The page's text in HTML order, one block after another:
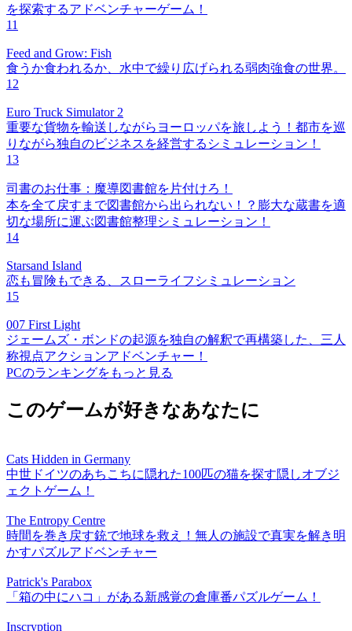
を探索するアドベンチャーゲーム！
11
Feed and Grow: Fish
食うか食われるか、水中で繰り広げられる弱肉強食の世界。
12
Euro Truck Simulator 2
重要な貨物を輸送しながらヨーロッパを旅しよう！都市を巡
りながら独自のビジネスを経営するシミュレーション！
13
司書のお仕事：魔導図書館を片付けろ！
本を全て戻すまで図書館から出られない！？膨大な蔵書を適
切な場所に運ぶ図書館整理シミュレーション！
14
Starsand Island
恋も冒険もできる、スローライフシミュレーション
15
007 First Light
ジェームズ・ボンドの起源を独自の解釈で再構築した、三人
称視点アクションアドベンチャー！
PCのランキングをもっと見る
このゲームが好きなあなたに
Cats Hidden in Germany
中世ドイツのあちこちに隠れた100匹の猫を探す隠しオブジ
ェクトゲーム！
The Entropy Centre
時間を巻き戻す銃で地球を救え！無人の施設で真実を解き明
かすパズルアドベンチャー
Patrick's Parabox
「箱の中にハコ」がある新感覚の倉庫番パズルゲーム！
Inscryption